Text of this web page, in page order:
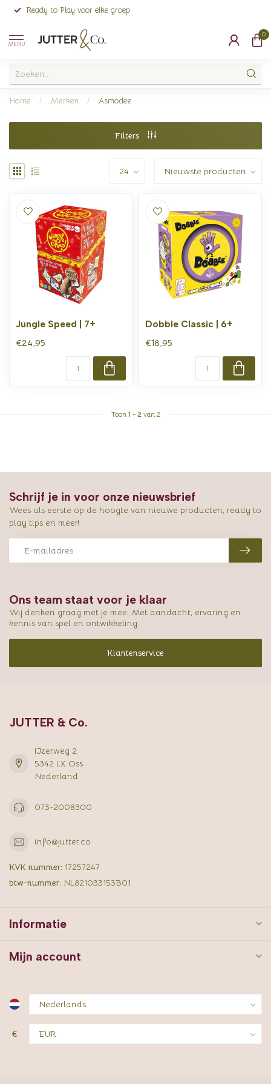
Ready to Play voor elke groep
MENU
0
Home / Merken / Asmodee
Filters
Jungle Speed | 7+
€24,95
Dobble Classic | 6+
€18,95
Toon 1 - 2van 2
Ons team staat voor je klaar
Wij denken graag met je mee. Met aandacht, ervaring en
kennis van spel en ontwikkeling.
Klantenservice
Schrijf je in voor onze nieuwsbrief
Wees als eerste op de hoogte van nieuwe producten, ready to
play tips en meer!
JUTTER & Co.
IJzerweg 2
5342 LX Oss
Nederland
073-2008300
info@jutter.co
KVK nummer: 17257247
btw-nummer: NL821033153B01
Informatie
Mijn account
€